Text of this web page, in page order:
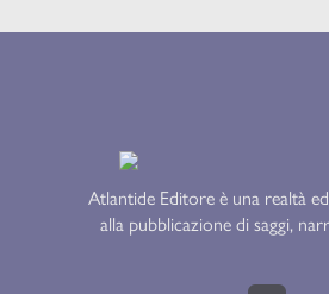
Atlantide Editore è una realtà
alla pubblicazione di saggi,